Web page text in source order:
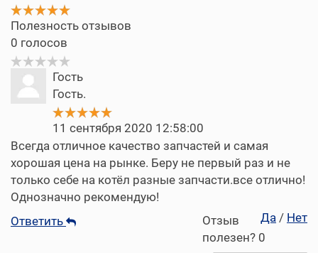
Полезность отзывов
0 голосов
Гость
Гость.
11 сентября 2020 12:58:00
Всегда отличное качество запчастей и самая
хорошая цена на рынке. Беру не первый раз и не
только себе на котёл разные запчасти.все отлично!
Однозначно рекомендую!
Да / Нет
Отзыв
полезен? 0
Ответить